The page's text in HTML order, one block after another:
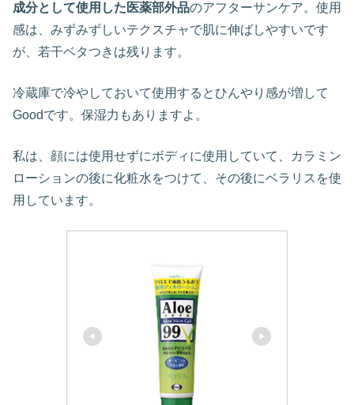
成分として使用した医薬部外品のアフターサンケア。使用
感は、みずみずしいテクスチャで肌に伸ばしやすいです
が、若干ベタつきは残ります。
冷蔵庫で冷やしておいて使用するとひんやり感が増して
Goodです。保湿力もありますよ。
私は、顔には使用せずにボディに使用していて、カラミン
ローションの後に化粧水をつけて、その後にベラリスを使
用しています。